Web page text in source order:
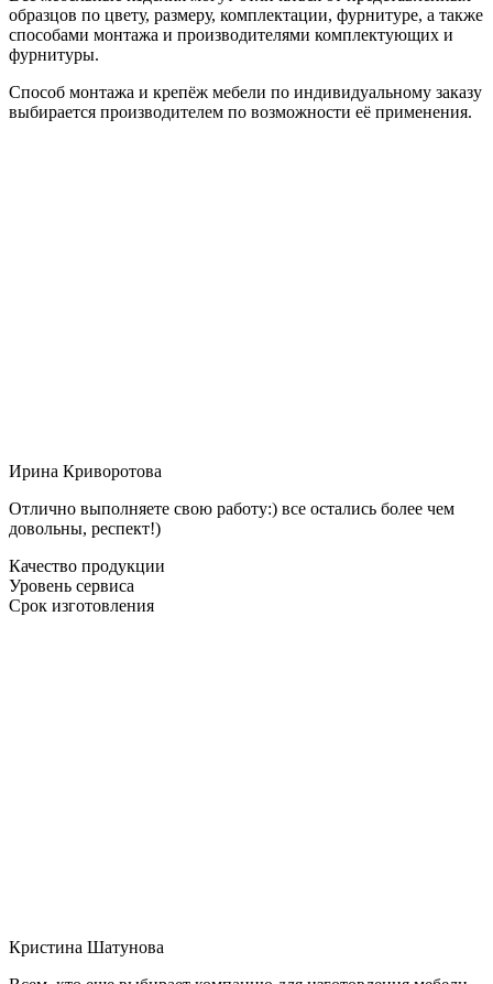
образцов по цвету, размеру, комплектации, фурнитуре, а также
способами монтажа и производителями комплектующих и
фурнитуры.
Способ монтажа и крепёж мебели по индивидуальному заказу
выбирается производителем по возможности её применения.
Ирина Криворотова
Отлично выполняете свою работу:) все остались более чем
довольны, респект!)
Качество продукции
Уровень сервиса
Срок изготовления
Кристина Шатунова